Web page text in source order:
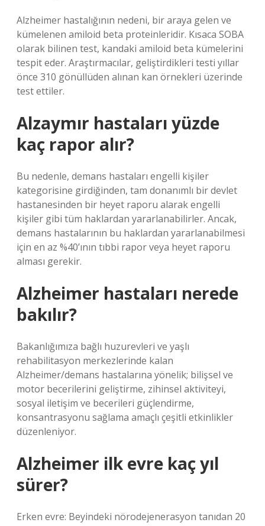
Alzheimer hastalığının nedeni, bir araya gelen ve
kümelenen amiloid beta proteinleridir. Kısaca SOBA
olarak bilinen test, kandaki amiloid beta kümelerini
tespit eder. Araştırmacılar, geliştirdikleri testi yıllar
önce 310 gönüllüden alınan kan örnekleri üzerinde
test ettiler.
Alzaymır hastaları yüzde
kaç rapor alır?
Bu nedenle, demans hastaları engelli kişiler
kategorisine girdiğinden, tam donanımlı bir devlet
hastanesinden bir heyet raporu alarak engelli
kişiler gibi tüm haklardan yararlanabilirler. Ancak,
demans hastalarının bu haklardan yararlanabilmesi
için en az %40’ının tıbbi rapor veya heyet raporu
alması gerekir.
Alzheimer hastaları nerede
bakılır?
Bakanlığımıza bağlı huzurevleri ve yaşlı
rehabilitasyon merkezlerinde kalan
Alzheimer/demans hastalarına yönelik; bilişsel ve
motor becerilerini geliştirme, zihinsel aktiviteyi,
sosyal iletişim ve becerileri güçlendirme,
konsantrasyonu sağlama amaçlı çeşitli etkinlikler
düzenleniyor.
Alzheimer ilk evre kaç yıl
sürer?
Erken evre: Beyindeki nörodejenerasyon tanıdan 20